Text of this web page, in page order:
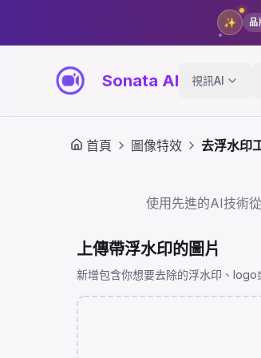
✨ 品
Sonata AI 視訊AI
首頁 圖像特效 去浮水印
使用先進的AI技術
上傳帶浮水印的圖片
新增包含你想要去除的浮水印、logo